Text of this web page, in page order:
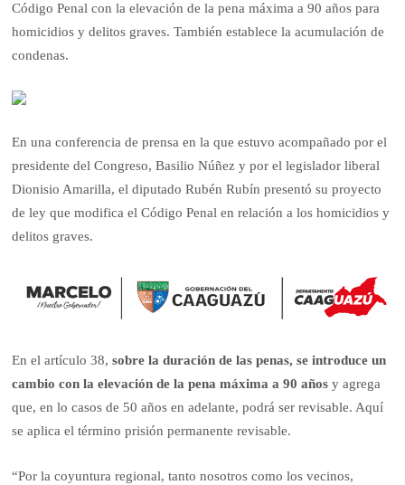
Código Penal con la elevación de la pena máxima a 90 años para
homicidios y delitos graves. También establece la acumulación de
condenas.
En una conferencia de prensa en la que estuvo acompañado por el
presidente del Congreso, Basilio Núñez y por el legislador liberal
Dionisio Amarilla, el diputado Rubén Rubín presentó su proyecto
de ley que modifica el Código Penal en relación a los homicidios y
delitos graves.
En el artículo 38,sobre la duración de las penas, se introduce un
cambio con la elevación de la pena máxima a 90 años y agrega
que, en lo casos de 50 años en adelante, podrá ser revisable. Aquí
se aplica el término prisión permanente revisable.
“Por la coyuntura regional, tanto nosotros como los vecinos,